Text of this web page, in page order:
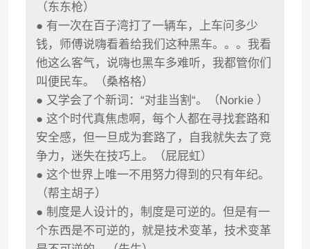
（东东枪）
● 有一次在百子湾打了一辆车，上车问多少
钱，师傅说嗨看着给我们这种黑车。。。我看
他这么客气，说嗨也黑车多难听，我都管你们
叫便民车。（桑格格）
● 又学会了个新词：“对韭当割“。（Norkie ）
● 这个时代真焦虑啊，每个人都在寻找套路和
安全感，但一旦成为套路了，自我就失去了竞
争力，迷失在技巧上。（屁屁虹）
● 这个世界上唯一不用努力得到的只有年纪。
（帮主胡子）
● 制度是人设计的，制度是可逆的。但是有一
个东西是不可逆的，就是技术变革，技术变革